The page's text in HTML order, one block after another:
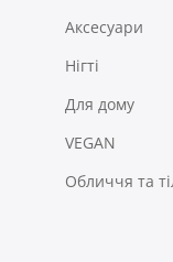
Аксесуари
Нігті
Для дому
VEGAN
Обличчя та